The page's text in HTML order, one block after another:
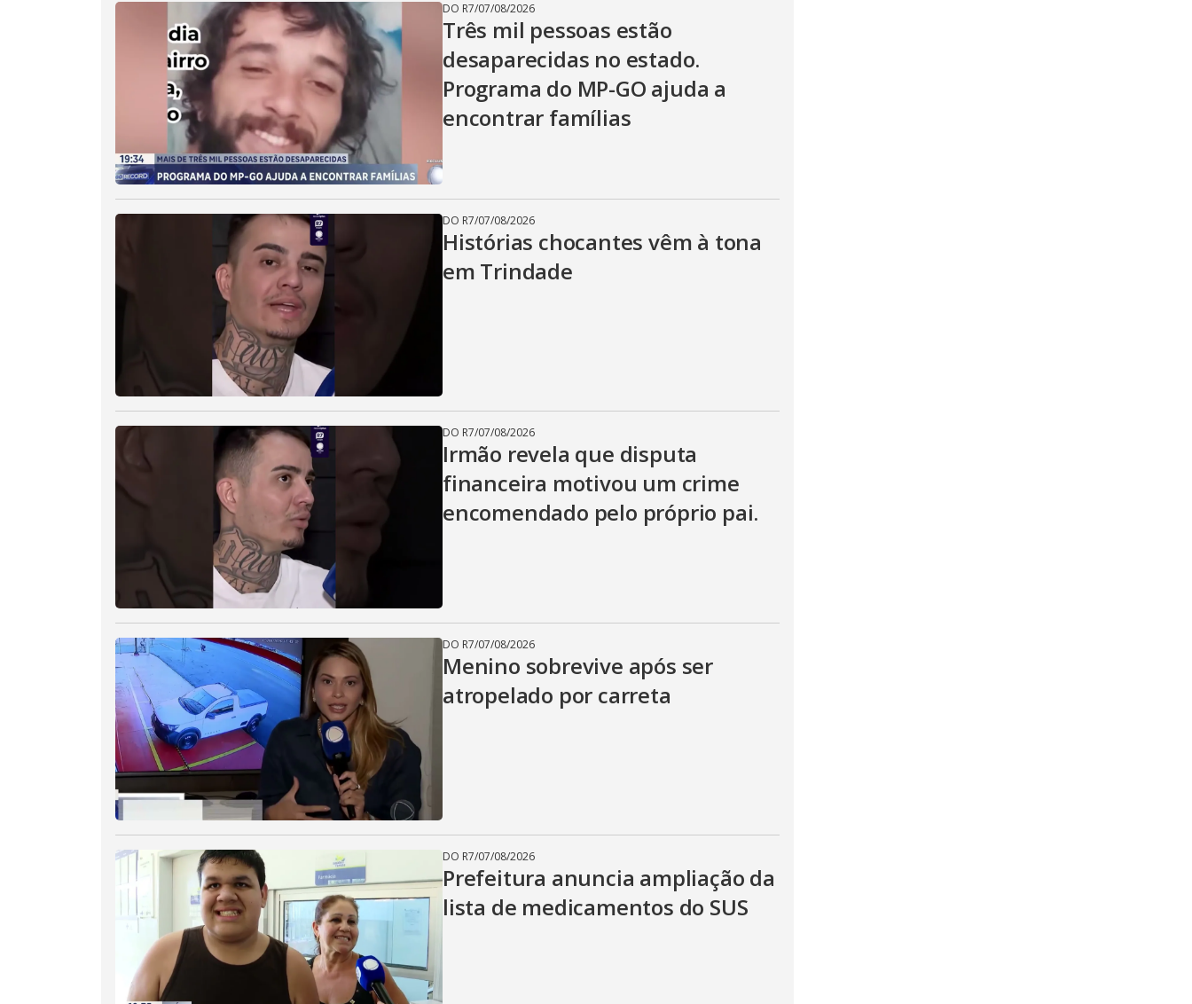
DO R7/07/08/2026
Três mil pessoas estão
desaparecidas no estado.
Programa do MP-GO ajuda a
encontrar famílias
DO R7/07/08/2026
Histórias chocantes vêm à tona
em Trindade
DO R7/07/08/2026
Irmão revela que disputa
financeira motivou um crime
encomendado pelo próprio pai.
DO R7/07/08/2026
Menino sobrevive após ser
atropelado por carreta
DO R7/07/08/2026
Prefeitura anuncia ampliação da
lista de medicamentos do SUS